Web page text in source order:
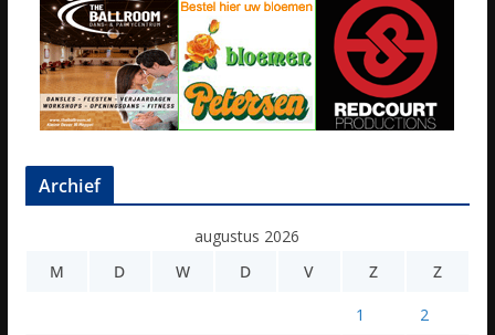
Archief
augustus 2026
M
D W D V Z Z
1 2